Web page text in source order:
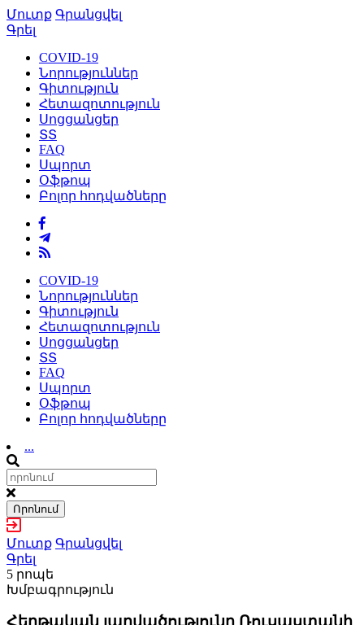
Մուտք Գրանցվել
Գրել
COVID-19
Նորություններ
Գիտություն
Հետազոտություն
Սոցցանցեր
ՏՏ
FAQ
Սպորտ
Օֆթոպ
Բոլոր հոդվածները
COVID-19
Նորություններ
Գիտություն
Հետազոտություն
Սոցցանցեր
ՏՏ
FAQ
Սպորտ
Օֆթոպ
Բոլոր հոդվածները
...
Որոնում
Մուտք Գրանցվել
Գրել
5 րոպե
Խմբագրություն
Հերթական լարվածությունը Ռուսաստանի